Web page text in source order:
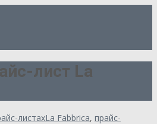
лист La
листахLa Fabbrica, прайс-